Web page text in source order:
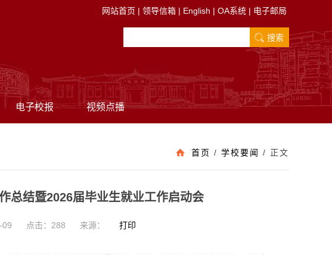
网站首页 | 领导信箱| English | OA系统| 电子邮局
电子校报 视频点播
首页 / 学校要闻 / 正文
总结暨2026届毕业生就业工作启动会
09 点击： 288 来源： 打印